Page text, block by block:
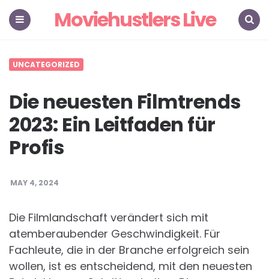
Moviehustlers Live
UNCATEGORIZED
Die neuesten Filmtrends
2023: Ein Leitfaden für
Profis
MAY 4, 2024
Die Filmlandschaft verändert sich mit
atemberaubender Geschwindigkeit. Für
Fachleute, die in der Branche erfolgreich sein
wollen, ist es entscheidend, mit den neuesten